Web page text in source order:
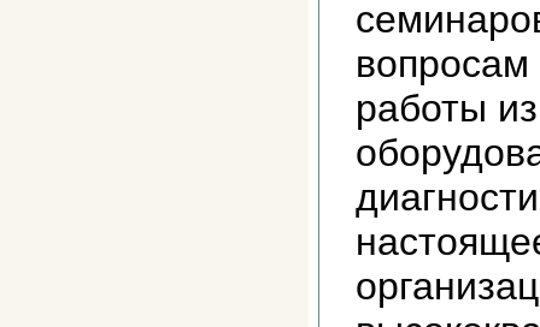
работы